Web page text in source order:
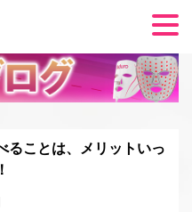
ることは、メリットいっ